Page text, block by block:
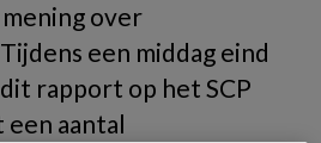
over
een middag eind
rapport op het SCP
een aantal